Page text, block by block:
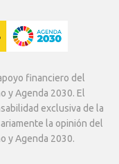
financiero del
y Agenda 2030. El
exclusiva de la
la opinión del
y Agenda 2030.